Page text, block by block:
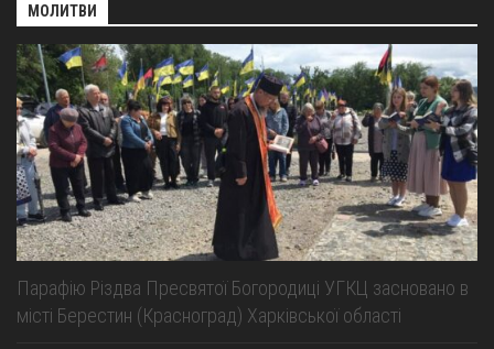
МОЛИТВИ
Парафію Різдва Пресвятої Богородиці УГКЦ засновано в
місті Берестин (Красноград) Харківської області